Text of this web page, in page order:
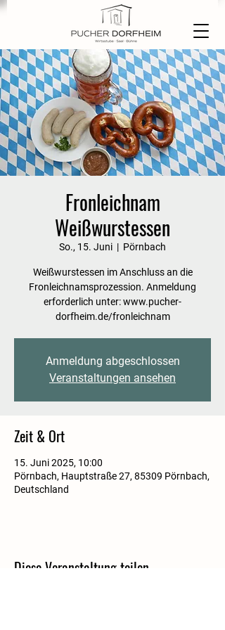
Fronleichnam
Weißwurstessen
So., 15. Juni
  |
Pörnbach
Weißwurstessen im Anschluss an die
Fronleichnamsprozession. Anmeldung
erforderlich unter: www.pucher-
dorfheim.de/fronleichnam
Anmeldung abgeschlossen
Veranstaltungen ansehen
Zeit & Ort
15. Juni 2025, 10:00
Pörnbach, Hauptstraße 27, 85309 Pörnbach,
Deutschland
Diese Veranstaltung teilen